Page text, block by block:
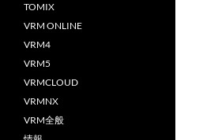
TOMIX
VRM ONLINE
VRM4
VRM5
VRMCLOUD
VRMNX
VRM全般